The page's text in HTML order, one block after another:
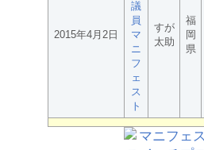
2015年4月2日
議
員
マ
ニ
フ
ェ
ス
ト
すが
太助
福
岡
県